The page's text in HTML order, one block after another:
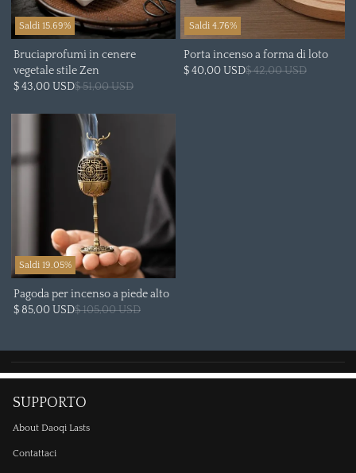
Saldi 15.69%
Bruciaprofumi in cenere
vegetale stile Zen
$ 43,00 USD$ 51,00 USD
Saldi 4.76%
Porta incenso a forma di loto
$ 40,00 USD$ 42,00 USD
Saldi 19.05%
Pagoda per incenso a piede alto
$ 85,00 USD$ 105,00 USD
SUPPORTO
About Daoqi Lasts
Contattaci